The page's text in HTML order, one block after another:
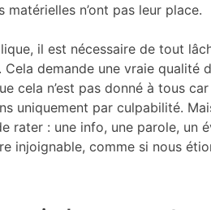
n’ont pas leur place.
il est nécessaire de tout
Cela demande une vraie qualité
cela n’est pas donné à tous
uniquement par culpabilité.
rater : une info, une parole, un
injoignable, comme si nous